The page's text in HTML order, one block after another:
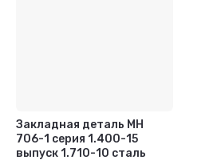
Закладная деталь МН
706-1 серия 1.400-15
выпуск 1.710-10 сталь